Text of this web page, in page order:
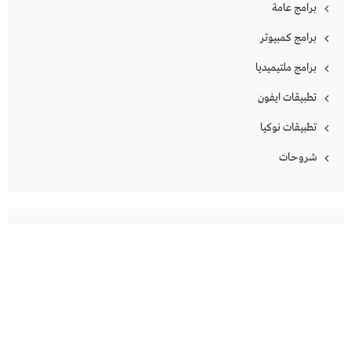
برامج عامة
برامج كمبيوتر
برامج ملتيميديا
تطبيقات ايفون
تطبيقات نوكيا
شروحات